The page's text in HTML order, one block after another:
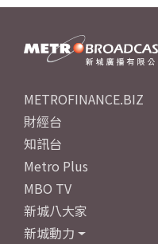
METROFINANCE.BIZ
財經台
知訊台
Metro Plus
MBO TV
新城八大家
新城動力